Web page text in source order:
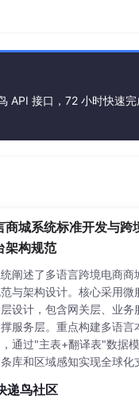
API 接口，72 小时快速
商城系统标准开发与跨
架构规范
阐述了多语言跨境电商商
与架构设计。核心采用微
设计，包含网关层、业务
服务层。重点构建多语言
通过"主表+翻译表"数据模
库和区域感知实现全球化
理、安全合规等标准，特别
递鸟社区